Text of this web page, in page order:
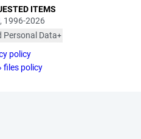
, 1996-2026
Personal Data
with the
individuals
policy
files policy
ITEMS